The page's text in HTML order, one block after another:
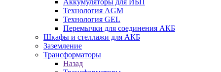
Аккумуляторы для ИБП
Технология AGM
Технология GEL
Перемычки для соединения АКБ
Шкафы и стеллажи для АКБ
Заземление
Трансформаторы
Назад